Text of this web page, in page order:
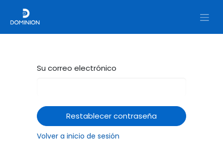
Su correo electrónico
Restablecer contraseña
Volver a inicio de sesión